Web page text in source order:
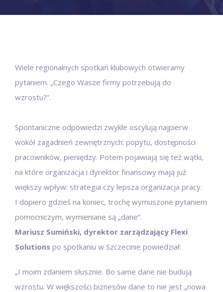
Wiele regionalnych spotkań klubowych otwieramy
pytaniem. „Czego Wasze firmy potrzebują do
wzrostu?”.
Spontaniczne odpowiedzi zwykle oscylują najpierw
wokół zagadnień zewnętrznych: popytu, dostępności
pracowników, pieniędzy. Potem pojawiają się też wątki,
na które organizacja i dyrektor finansowy mają już
większy wpływ: strategia czy lepsza organizacja pracy.
I dopiero gdzieś na koniec, trochę wymuszone pytaniem
pomocniczym, wymieniane są „dane”.
Mariusz Sumiński, dyrektor zarządzający Flexi
Solutions po spotkaniu w Szczecinie powiedział:
„I moim zdaniem słusznie. Bo same dane nie budują
wzrostu. W większości biznesów dane to nie jest „nowa